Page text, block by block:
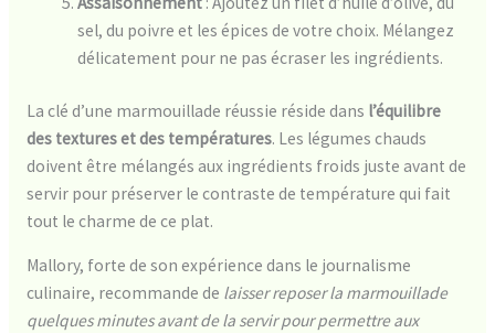
sel, du poivre et les épices de votre choix. Mélangez
délicatement pour ne pas écraser les ingrédients.
La clé d’une marmouillade réussie réside dans l’équilibre
des textures et des températures. Les légumes chauds
doivent être mélangés aux ingrédients froids juste avant de
servir pour préserver le contraste de température qui fait
tout le charme de ce plat.
Mallory, forte de son expérience dans le journalisme
culinaire, recommande de laisser reposer la marmouillade
quelques minutes avant de la servir pour permettre aux